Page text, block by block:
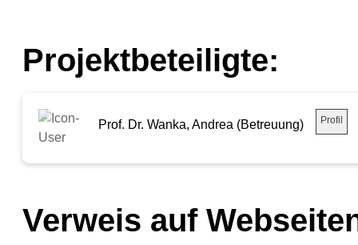
Projektbeteiligte:
Prof. Dr. Wanka, Andrea (Betreuung) Profil
Verweis auf